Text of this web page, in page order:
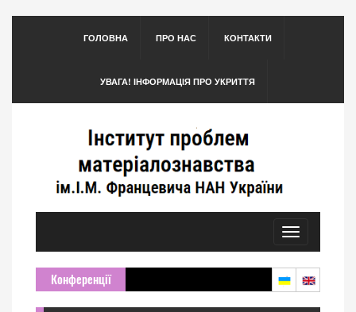
ГОЛОВНА ПРО НАС КОНТАКТИ
УВАГА! ІНФОРМАЦІЯ ПРО УКРИТТЯ
Toggle
navigation
Конференції